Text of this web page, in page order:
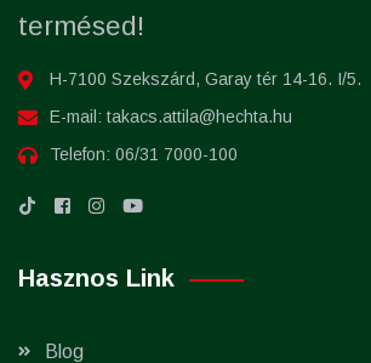
termésed!
H-7100 Szekszárd, Garay tér 14-16. I/5.
E-mail: takacs.attila@hechta.hu
Telefon: 06/31 7000-100
Hasznos Link
Blog